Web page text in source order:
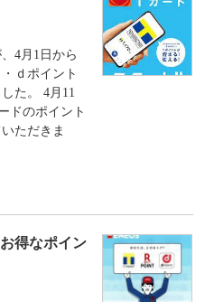
4月1日から
ｄポイント
た。 4月11
ドのポイント
ただきま
得なポイン